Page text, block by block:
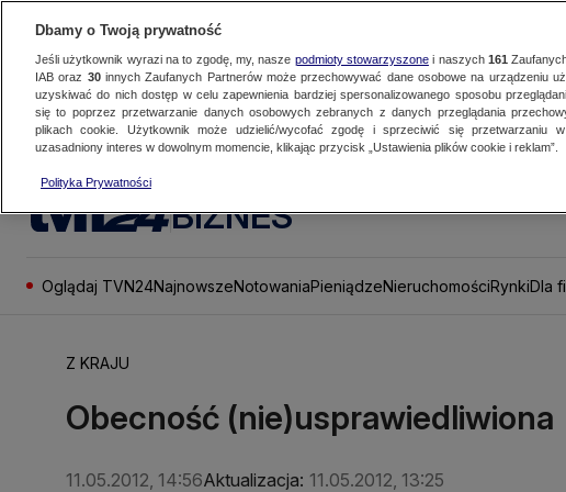
BIZNES
Oglądaj TVN24NajnowszeNotowaniaPieniądzeNieruchomościRynkiDla
Z KRAJU
Obecność (nie)usprawiedliwiona
11.05.2012, 14:56Aktualizacja: 11.05.2012, 13:25
Dbamy o Twoją prywatność
Jeśli użytkownik wyrazi na to zgodę, my, nasze podmioty stowarzyszonei naszych 161
IAB oraz 30innych Zaufanych Partnerów może przechowywać dane osobowe na urządzeniu
uzyskiwać do nich dostęp w celu zapewnienia bardziej spersonalizowanego sposobu
się to poprzez przetwarzanie danych osobowych zebranych z danych przeglądania
plikach cookie. Użytkownik może udzielić/wycofać zgodę i sprzeciwić się przetwarzaniu
uzasadniony interes w dowolnym momencie, klikając przycisk „Ustawienia plików cookie i reklam”.
Polityka Prywatności